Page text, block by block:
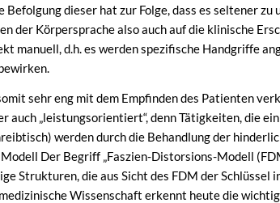
dieser hat zur Folge, dass es seltener
der Körpersprache also auch auf die klinische
manuell, d.h. es werden spezifische Handgriffe
sehr eng mit dem Empfinden des Patienten
auch „leistungsorientiert“, denn Tätigkeiten, die
werden durch die Behandlung der
Der Begriff „Faszien-Distorsions-Modell
Strukturen, die aus Sicht des FDM der Schlüssel
Wissenschaft erkennt heute die